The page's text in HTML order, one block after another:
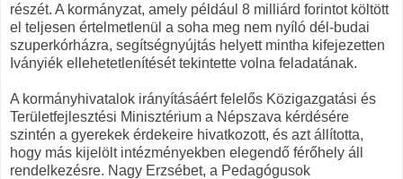
részét. A kormányzat, amely például 8 milliárd forintot költött
el teljesen értelmetlenül a soha meg nem nyíló dél-budai
szuperkórházra, segítségnyújtás helyett mintha kifejezetten
Iványiék ellehetetlenítését tekintette volna feladatának.
A kormányhivatalok irányításáért felelős Közigazgatási és
Területfejlesztési Minisztérium a Népszava kérdésére
szintén a gyerekek érdekeire hivatkozott, és azt állította,
hogy más kijelölt intézményekben elegendő férőhely áll
rendelkezésre. Nagy Erzsébet, a Pedagógusok